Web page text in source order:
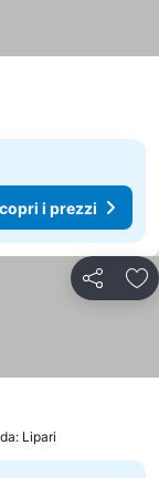
i prezzi
i prezzi
Condividi
Lipari